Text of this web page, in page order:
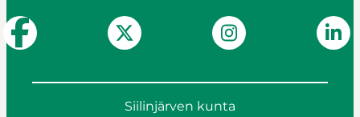
Siilinjärven kunta